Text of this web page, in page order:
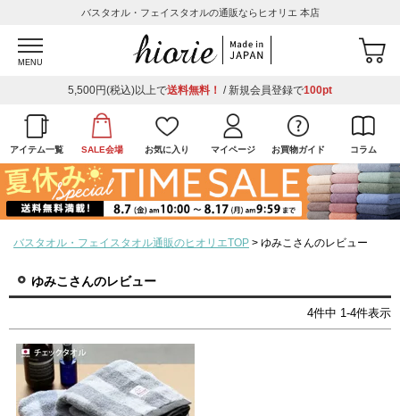
バスタオル・フェイスタオルの通販ならヒオリエ 本店
MENU
5,500円(税込)以上で送料無料！ / 新規会員登録で100pt
アイテム一覧 SALE会場 お気に入り マイページ お買物ガイド コラム
バスタオル・フェイスタオル通販のヒオリエTOP ゆみこさんのレビュー
ゆみこさんのレビュー
4件中 1-4件表示